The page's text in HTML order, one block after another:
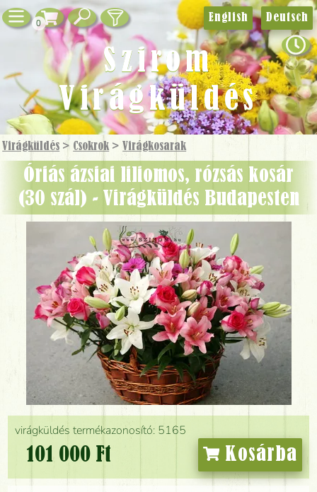
0
Virágküldés > Csokrok > Virág­kosarak
óriás ázsiai liliomos, rózsás kosár
(30 szál) - Virágküldés Budapesten
virágküldés termékazonosító: 5165
101 000 Ft Kosárba
English Deutsch
Szirom
Virágküldés